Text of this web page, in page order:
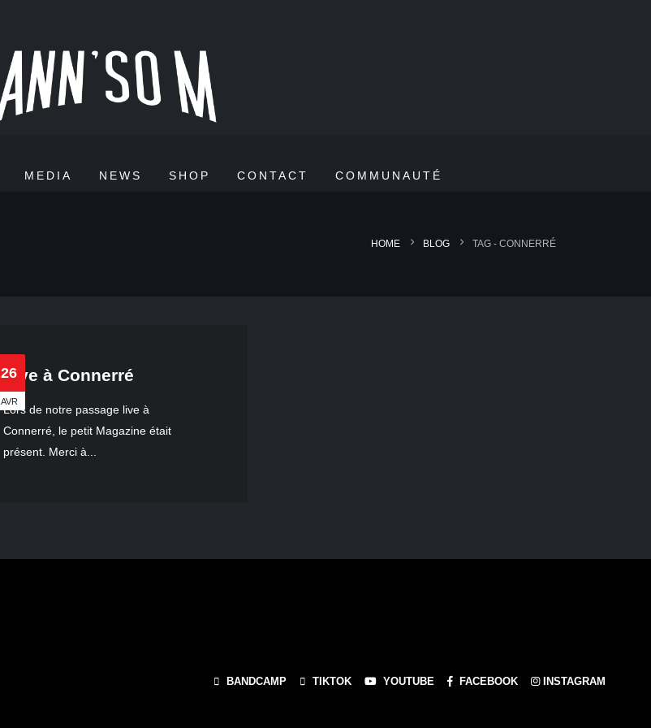
MEDIA NEWS SHOP CONTACT COMMUNAUTÉ
HOME BLOG TAG - CONNERRÉ
26
AVR
Live à Connerré
Lors de notre passage live à
Connerré, le petit Magazine était
présent. Merci à...
BANDCAMP TIKTOK YOUTUBE FACEBOOK INSTAGRAM